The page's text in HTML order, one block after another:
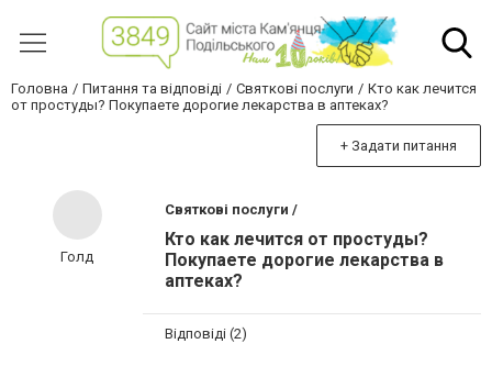
Головна Питання та відповіді Святкові послуги
Кто как лечится
от простуды? Покупаете дорогие лекарства в аптеках?
+ Задати питання
Голд
Святкові послуги /
Кто как лечится от простуды?
Покупаете дорогие лекарства в
аптеках?
Відповіді (2)